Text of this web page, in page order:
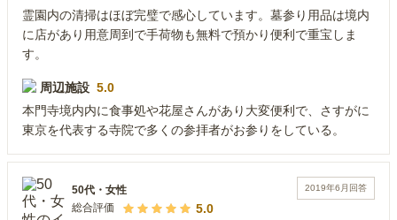
霊園内の清掃はほぼ完璧で感心しています。墓参り用品は境内
に店があり用意周到で手荷物も無料で預かり便利で重宝しま
す。
周辺施設 5.0
本門寺境内内に食事処や花屋さんがあり大変便利で、さすがに
東京を代表する寺院で多くの参拝者がお参りをしている。
2019年6月 回答
50代 ・ 女性
総合評価
5.0